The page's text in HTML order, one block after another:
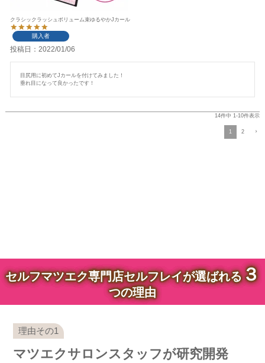
クラシックラッシュボリューム束ゆるやかJカール
購入者
投稿日 2022/01/06
目尻用に初めてJカールを付けてみました！
14件中 1-10件表示
1 2
セルフマツエク専門店セルフレイが選ばれる３
つの理由
マツエクサロンスタッフが研究開発